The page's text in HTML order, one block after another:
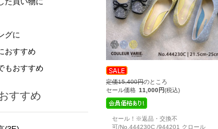
グに
おすすめ
もおすすめ
すすめ
定価15,400円のところ
セール価格 11,000円(税込)
セール！※返品・交換不
可/No.444230C /944201 クロール